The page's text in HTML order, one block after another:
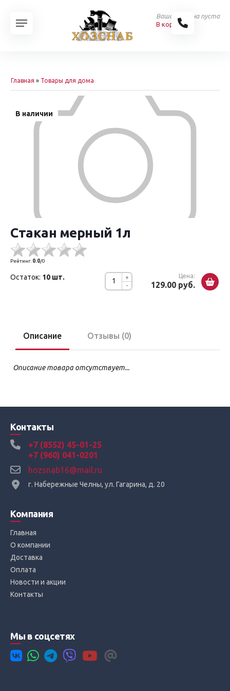
Ваша корзина пуста
В корзину
Главная » Товары для дома
В наличии
Стакан мерный 1л
Рейтинг: 0.0/0
-
+ Цена:
129.00 руб.
Остаток: 10 шт.
Описание Отзывы (0)
Описание товара отсутствует...
Контакты
+7 (8552) 45-01-25
+7 (960) 041-0201
hozsnab16@mail.ru
г. Набережные Челны, ул. Гагарина, д. 20
Компания
Главная
О компании
Доставка
Оплата
Новости и акции
Контакты
Мы в соцсетях